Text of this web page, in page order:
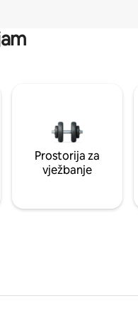
Prostorija za
vježbanje